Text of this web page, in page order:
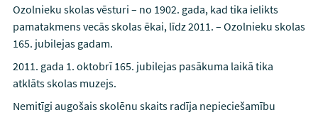
Ozolnieku skolas vēsturi – no 1902. gada, kad tika ielikts
pamatakmens vecās skolas ēkai, līdz 2011. – Ozolnieku skolas
165. jubilejas gadam.
2011. gada 1. oktobrī 165. jubilejas pasākuma laikā tika
atklāts skolas muzejs.
Nemitīgi augošais skolēnu skaits radīja nepieciešamību